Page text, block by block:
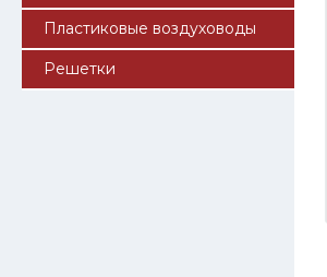
Пластиковые воздуховоды
Решетки